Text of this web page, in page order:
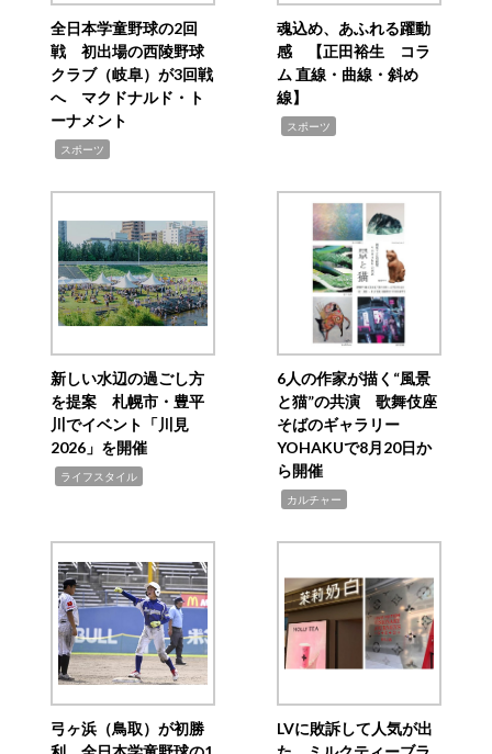
全日本学童野球の2回
戦 初出場の西陵野球
クラブ（岐阜）が3回戦
へ マクドナルド・ト
ーナメント
スポーツ
魂込め、あふれる躍動
感 【正田裕生 コラ
ム 直線・曲線・斜め
線】
スポーツ
新しい水辺の過ごし方
を提案 札幌市・豊平
川でイベント「川見
2026」を開催
ライフスタイル
6人の作家が描く“風景
と猫”の共演 歌舞伎座
そばのギャラリー
YOHAKUで8月20日か
ら開催
カルチャー
弓ヶ浜（鳥取）が初勝
LVに敗訴して人気が出